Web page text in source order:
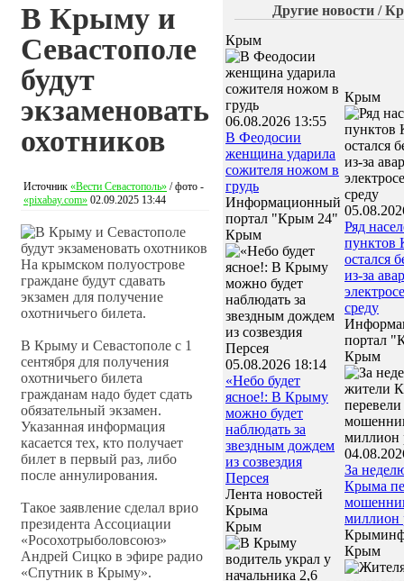
В Крыму и
Севастополе
будут
экзаменовать
охотников
Источник «Вести Севастополь» / фото -
«pixabay.com» 02.09.2025 13:44
На крымском полуострове
граждане будут сдавать
экзамен для получение
охотничьего билета.
В Крыму и Севастополе с 1
сентября для получения
охотничьего билета
гражданам надо будет сдать
обязательный экзамен.
Указанная информация
касается тех, кто получает
билет в первый раз, либо
после аннулирования.
Такое заявление сделал врио
президента Ассоциации
«Росохотрыболовсоюз»
Андрей Сицко в эфире радио
«Спутник в Крыму».
Другие новости /
Крым
06.08.2026 13:55
В Феодосии
женщина ударила
сожителя ножом в
грудь
Информационный
портал "Крым 24"
Крым
05.08.2026 18:14
«Небо будет
ясное!: В Крыму
можно будет
наблюдать за
звездным дождем
из созвездия
Персея
Лента новостей
Крыма
Крым
Крым
Ряд
пунктов
остался
из-за
среду
портал
Крым
За
Крыма
миллион
Крым